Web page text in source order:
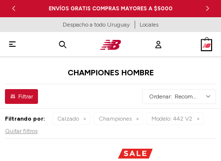
ENVÍOS GRATIS COMPRAS MAYORES A $5000
Despacho a todo Uruguay Locales

CHAMPIONES HOMBRE
Recomendados
Filtrando por: Calzado Championes Modelo: 442 V2
Quitar filtros